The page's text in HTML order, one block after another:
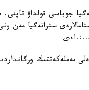
جوباسى قولداۋ تاپتى.
ستراتەگيا
مەملەكەتتىك